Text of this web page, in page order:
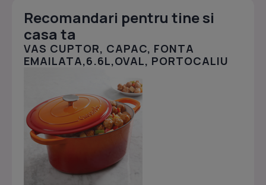
Recomandari pentru tine si
casa ta
VAS CUPTOR, CAPAC, FONTA
EMAILATA,6.6L,OVAL, PORTOCALIU